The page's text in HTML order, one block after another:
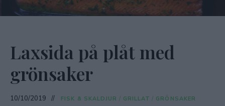
Laxsida på plåt med
grönsaker
10/10/2019 FISK & SKALDJUR / GRILLAT / GRÖNSAKER